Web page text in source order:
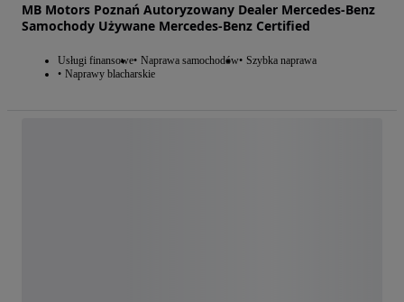
MB Motors Poznań Autoryzowany Dealer Mercedes-Benz
Samochody Używane Mercedes-Benz Certified
Usługi finansowe Naprawa samochodów Szybka naprawa
Naprawy blacharskie